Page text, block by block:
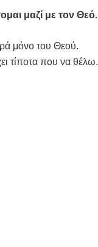
μαζί με τον Θεό.
μόνο του Θεού.
τίποτα που να θέλω.